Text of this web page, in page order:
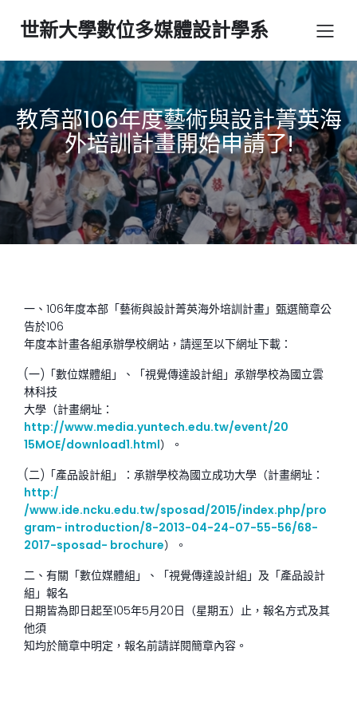
世新大學數位多媒體設計學系
教育部106年度藝術與設計菁英海
外培訓計畫開始申請了!
一、106年度本部「藝術與設計菁英海外培訓計畫」甄選簡章公
告於106
年度本計畫各組承辦學校網站，請逕至以下網址下載：
(一)「數位媒體組」、「視覺傳達設計組」承辦學校為國立雲
林科技
大學（計畫網址：
http://www.media.yuntech.edu.tw/event/20
15MOE/download1.html）。
(二)「產品設計組」：承辦學校為國立成功大學（計畫網址：
http:/
/www.ide.ncku.edu.tw/sposad/2015/index.php/pro
gram- introduction/8-2013-04-24-07-55-56/68-
2017-sposad- brochure）。
二、有關「數位媒體組」、「視覺傳達設計組」及「產品設計
組」報名
日期皆為即日起至105年5月20日（星期五）止，報名方式及其
他須
知均於簡章中明定，報名前請詳閱簡章內容。